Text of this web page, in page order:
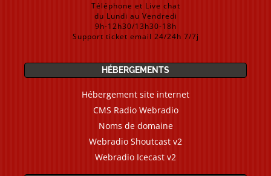
Téléphone et Live chat
du Lundi au Vendredi
9h-12h30/13h30-18h
Support ticket email 24/24h 7/7j
HÉBERGEMENTS
Hébergement site internet
CMS Radio Webradio
Noms de domaine
Webradio Shoutcast v2
Webradio Icecast v2